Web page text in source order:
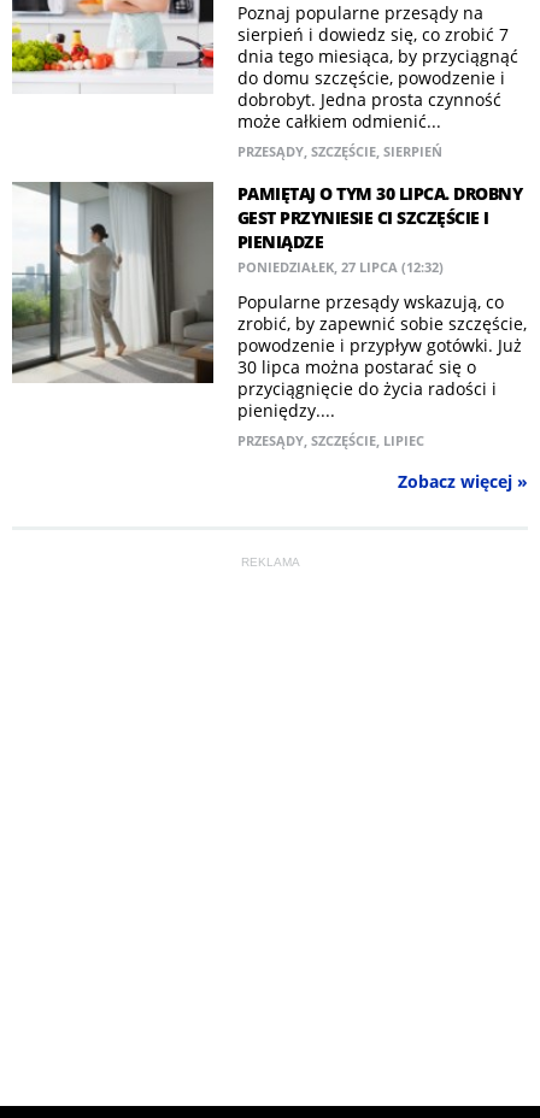
Poznaj popularne przesądy na
sierpień i dowiedz się, co zrobić 7
dnia tego miesiąca, by przyciągnąć
do domu szczęście, powodzenie i
dobrobyt. Jedna prosta czynność
może całkiem odmienić...
PRZESĄDY, SZCZĘŚCIE, SIERPIEŃ
PAMIĘTAJ O TYM 30 LIPCA. DROBNY
GEST PRZYNIESIE CI SZCZĘŚCIE I
PIENIĄDZE
PONIEDZIAŁEK, 27 LIPCA (12:32)
Popularne przesądy wskazują, co
zrobić, by zapewnić sobie szczęście,
powodzenie i przypływ gotówki. Już
30 lipca można postarać się o
przyciągnięcie do życia radości i
pieniędzy....
PRZESĄDY, SZCZĘŚCIE, LIPIEC
Zobacz więcej »
REKLAMA